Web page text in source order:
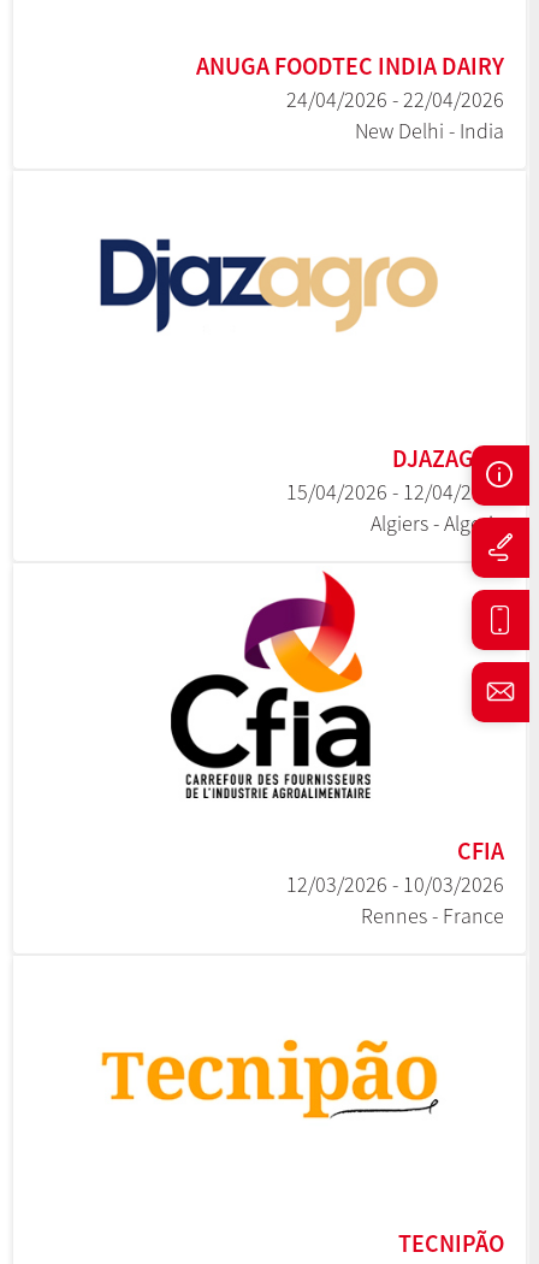
ANUGA FOODTEC INDIA DAIRY
22/04/2026 - 24/04/2026
New Delhi - India
DJAZAGRO
12/04/2026 - 15/04/2026
Algiers - Algeria
CFIA
10/03/2026 - 12/03/2026
Rennes - France
TECNIPÃO